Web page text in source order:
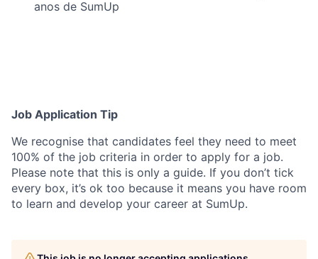
anos de SumUp
Job Application Tip
We recognise that candidates feel they need to meet
100% of the job criteria in order to apply for a job.
Please note that this is only a guide. If you don’t tick
every box, it’s ok too because it means you have room
to learn and develop your career at SumUp.